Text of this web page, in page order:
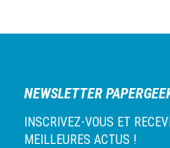
NEWSLETTER
INSCRIVEZ-VOUS ET
MEILLEURES ACTUS !